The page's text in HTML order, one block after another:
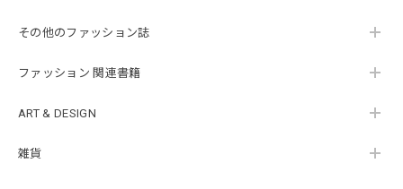
その他のファッション誌
ファッション 関連書籍
ART & DESIGN
雑貨